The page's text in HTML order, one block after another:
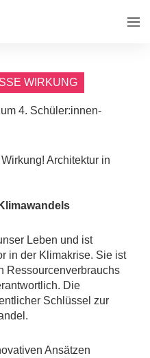
WIRKUNG
4. Schüler:innen-
Architektur in
Leben und ist
in der Klimakrise. Sie ist
Ressourcenverbrauchs
Die
Schlüssel zur
Ansätzen